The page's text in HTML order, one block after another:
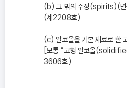
(b) 그 밖의 주정(spirits)(변
(제2208호)
(c) 알코올을 기본 재료로 한
[보통 “고형 알코올
3606호)